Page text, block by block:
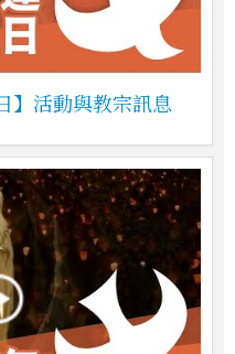
】活動與教宗訊息